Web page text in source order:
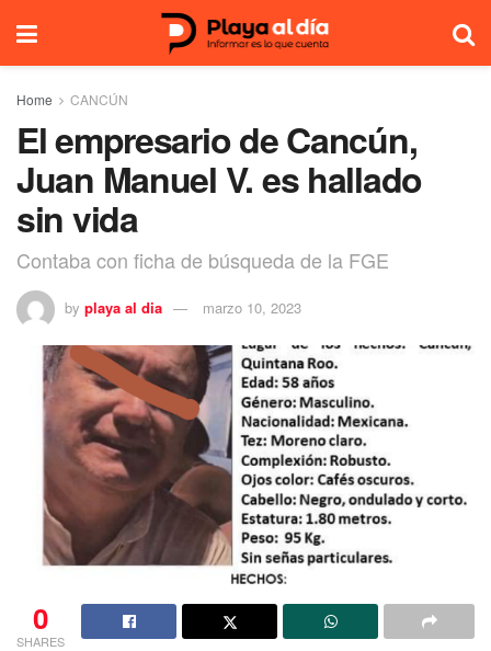
Home CANCÚN
El empresario de Cancún,
Juan Manuel V. es hallado
sin vida
Contaba con ficha de búsqueda de la FGE
by playa al dia marzo 10, 2023
0
SHARES